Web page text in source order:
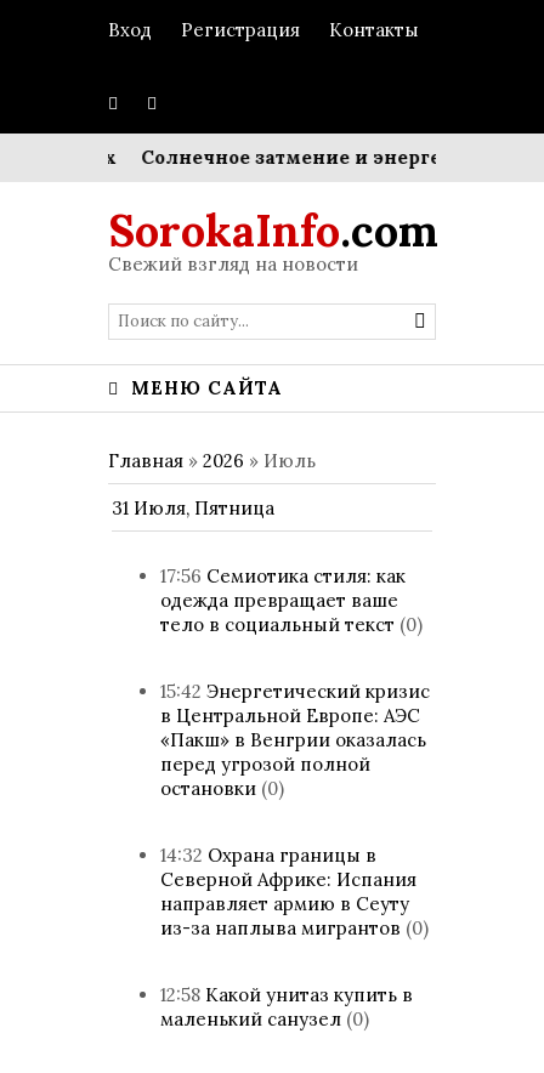
Вход Регистрация Контакты
Солнечное затмение и энергетика ЕС: в
SorokaInfo.com
Свежий взгляд на новости
МЕНЮ САЙТА
Главная » 2026 » Июль
31 Июля, Пятница
17:56 Семиотика стиля: как
одежда превращает ваше
тело в социальный текст (0)
15:42 Энергетический кризис
в Центральной Европе: АЭС
«Пакш» в Венгрии оказалась
перед угрозой полной
остановки (0)
14:32 Охрана границы в
Северной Африке: Испания
направляет армию в Сеуту
из-за наплыва мигрантов (0)
12:58 Какой унитаз купить в
маленький санузел (0)